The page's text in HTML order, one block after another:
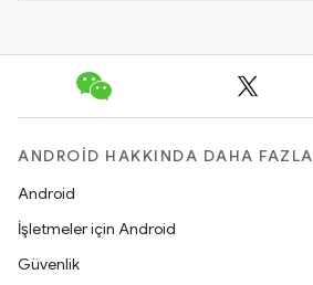
ANDROID HAKKINDA DAHA FAZLA
Android
İşletmeler için Android
Güvenlik